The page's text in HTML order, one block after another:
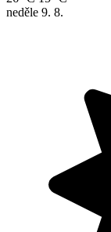
neděle 9. 8.